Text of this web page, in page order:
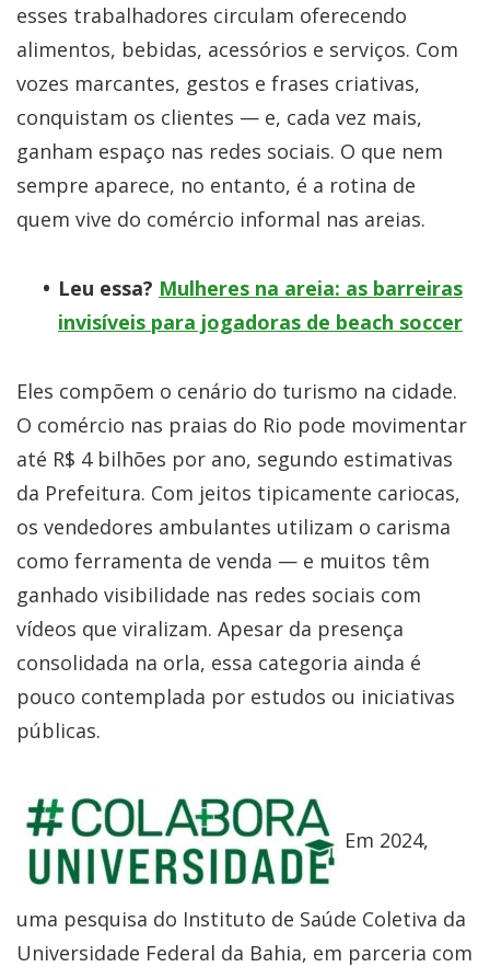
esses trabalhadores circulam oferecendo
alimentos, bebidas, acessórios e serviços. Com
vozes marcantes, gestos e frases criativas,
conquistam os clientes — e, cada vez mais,
ganham espaço nas redes sociais. O que nem
sempre aparece, no entanto, é a rotina de
quem vive do comércio informal nas areias.
Leu essa? Mulheres na areia: as barreiras
invisíveis para jogadoras de beach soccer
Eles compõem o cenário do turismo na cidade.
O comércio nas praias do Rio pode movimentar
até R$ 4 bilhões por ano, segundo estimativas
da Prefeitura. Com jeitos tipicamente cariocas,
os vendedores ambulantes utilizam o carisma
como ferramenta de venda — e muitos têm
ganhado visibilidade nas redes sociais com
vídeos que viralizam. Apesar da presença
consolidada na orla, essa categoria ainda é
pouco contemplada por estudos ou iniciativas
públicas.
Em 2024,
uma pesquisa do Instituto de Saúde Coletiva da
Universidade Federal da Bahia, em parceria com